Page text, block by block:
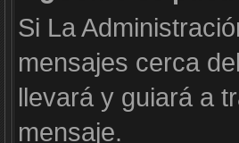
Si La
mensajes cerca
llevará y guiará a
mensaje.